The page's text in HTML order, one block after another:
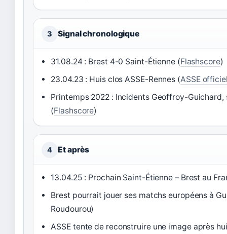
3 Signal chronologique
31.08.24 : Brest 4-0 Saint-Étienne (Flashscore)
23.04.23 : Huis clos ASSE-Rennes (ASSE
Printemps 2022 : Incidents Geoffroy-
(Flashscore)
4 Et après
13.04.25 : Prochain Saint-Étienne – Brest au
Brest pourrait jouer ses matchs européens à
Roudourou)
ASSE tente de reconstruire une image après